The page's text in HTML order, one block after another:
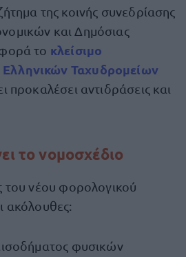
της κοινής συνεδρίασης
και Δημόσιας
το κλείσιμο
Ταχυδρομείων
προκαλέσει αντιδράσεις και
το νομοσχέδιο
του νέου φορολογικού
ακόλουθες:
φυσικών